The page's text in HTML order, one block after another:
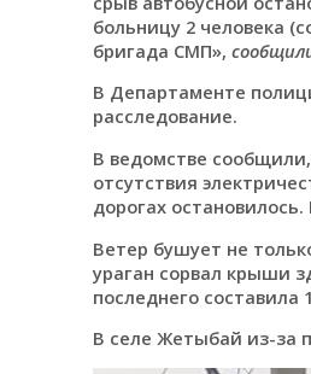
больницу 2 человека
бригада СМП»,
В Департаменте
расследование.
В ведомстве
отсутствия
дорогах
Ветер бушует не
ураган сорвал крыши
последнего составила
В селе Жетыбай из-за